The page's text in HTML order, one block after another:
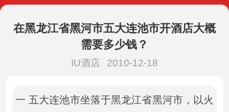
在黑龙江省黑河市五大连池市开酒店大概
需要多少钱？
IU酒店 2010-12-18
一 五大连池市坐落于黑龙江省黑河市，以火